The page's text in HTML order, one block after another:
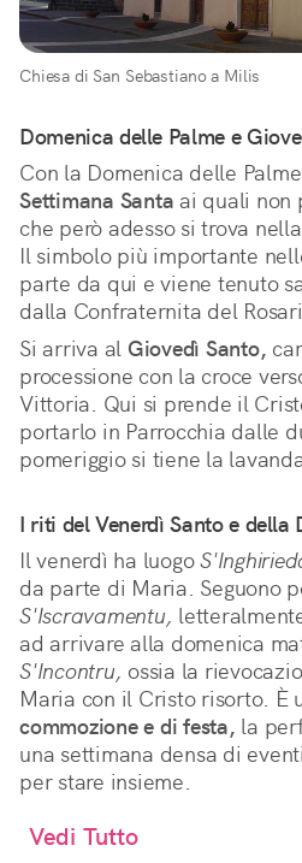
Chiesa di San Sebastiano a Milis
Domenica delle Palme e
Con la Domenica delle
Settimana Santa ai quali non
che però adesso si trova
Il simbolo più importante
parte da qui e viene tenuto
dalla Confraternita del
Si arriva al Giovedì Santo,
processione con la croce
Vittoria. Qui si prende il
portarlo in Parrocchia dalle
pomeriggio si tiene la
I riti del Venerdì Santo e della
Il venerdì ha luogo
da parte di Maria. Seguono
S'Iscravamentu,
ad arrivare alla domenica
S'Incontru, ossia la
Maria con il Cristo risorto. È
commozione e di festa, la
una settimana densa di
per stare insieme.
Vedi Tutto